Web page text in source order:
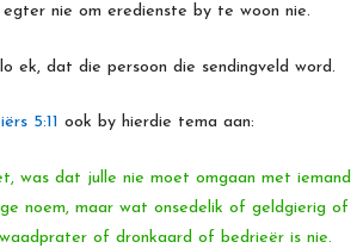
egter nie om eredienste by te woon nie.
ek, dat die persoon die sendingveld word.
5:11 ook by hierdie tema aan:
was dat julle nie moet omgaan met iemand
noem, maar wat onsedelik of geldgierig of
of dronkaard of bedrieër is nie.